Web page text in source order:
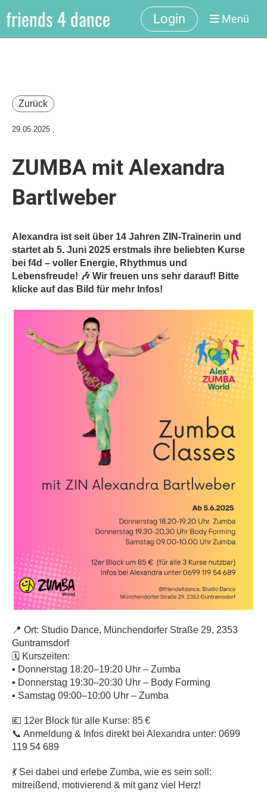
friends 4 dance Login Menü
Zurück
29.05.2025 ,
ZUMBA mit Alexandra
Bartlweber
Alexandra ist seit über 14 Jahren ZIN-Trainerin und
startet ab 5. Juni 2025 erstmals ihre beliebten Kurse
bei f4d – voller Energie, Rhythmus und
Lebensfreude! 🎶 Wir freuen uns sehr darauf! Bitte
klicke auf das Bild für mehr Infos!
📍 Ort: Studio Dance, Münchendorfer Straße 29, 2353
Guntramsdorf
🗓️ Kurszeiten:
▪️ Donnerstag 18:20–19:20 Uhr – Zumba
▪️ Donnerstag 19:30–20:30 Uhr – Body Forming
▪️ Samstag 09:00–10:00 Uhr – Zumba
💶 12er Block für alle Kurse: 85 €
📞 Anmeldung & Infos direkt bei Alexandra unter: 0699
119 54 689
💃 Sei dabei und erlebe Zumba, wie es sein soll:
mitreißend, motivierend & mit ganz viel Herz!